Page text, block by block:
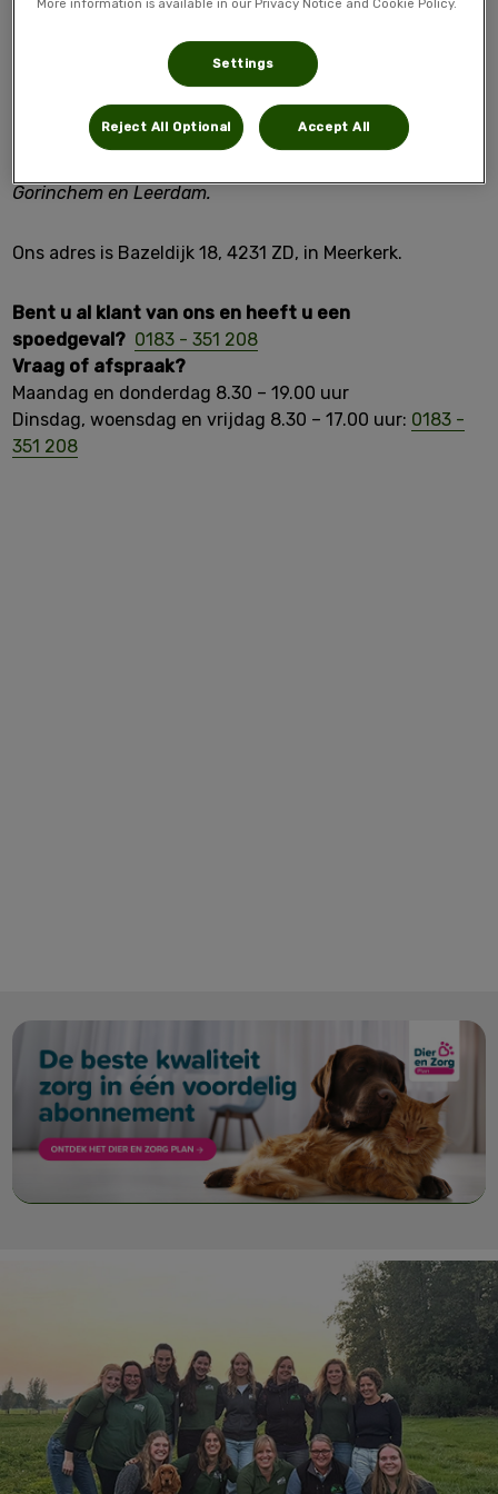
4231 ZD Meerkerk
Navigeren? Controleer het adres en huisnummer! U
moet niet in Hoogblokland zijn, niet op nummer 36!
Gorinchem en Leerdam.
Ons adres is Bazeldijk 18, 4231 ZD, in Meerkerk.
Bent u al klant van ons en heeft u een
spoedgeval? 0183 - 351 208
Vraag of afspraak?
Maandag en donderdag 8.30 – 19.00 uur
Dinsdag, woensdag en vrijdag 8.30 – 17.00 uur: 0183 -
351 208
More information is available in our Privacy Notice and Cookie Policy.
Settings
Reject All Optional Accept All